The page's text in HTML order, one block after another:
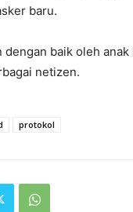
baru.
baik oleh
netizen.
protokol